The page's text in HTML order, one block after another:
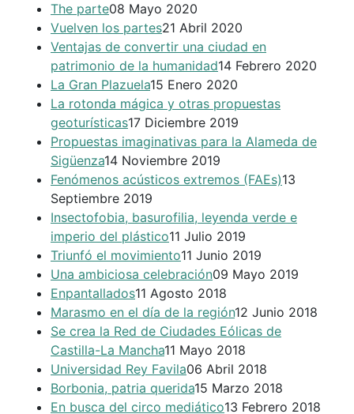
The parte08 Mayo 2020
Vuelven los partes21 Abril 2020
Ventajas de convertir una ciudad en
patrimonio de la humanidad14 Febrero 2020
La Gran Plazuela15 Enero 2020
La rotonda mágica y otras propuestas
geoturísticas17 Diciembre 2019
Propuestas imaginativas para la Alameda de
Sigüenza14 Noviembre 2019
Fenómenos acústicos extremos (FAEs)13
Septiembre 2019
Insectofobia, basurofilia, leyenda verde e
imperio del plástico11 Julio 2019
Triunfó el movimiento11 Junio 2019
Una ambiciosa celebración09 Mayo 2019
Enpantallados11 Agosto 2018
Marasmo en el día de la región12 Junio 2018
Se crea la Red de Ciudades Eólicas de
Castilla-La Mancha11 Mayo 2018
Universidad Rey Favila06 Abril 2018
Borbonia, patria querida15 Marzo 2018
En busca del circo mediático13 Febrero 2018